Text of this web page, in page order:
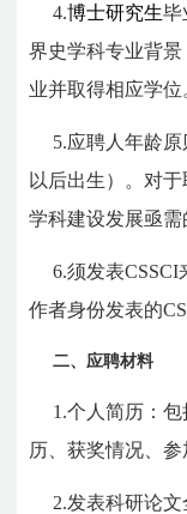
4.博士研究生毕
界史学科专业背景
业并取得相应学位
5.应聘人年龄原
以后出生）。对
学科建设发展亟需
6.须发表CSSCI
作者身份发表的
二、应聘材料
1.个人简历：
历、获奖情况、参
2.发表科研论